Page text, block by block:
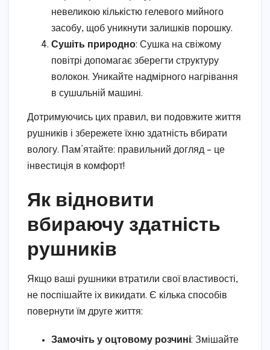
невеликою кількістю гелевого мийного
засобу, щоб уникнути залишків порошку.
Сушіть природно: Сушка на свіжому
повітрі допомагає зберегти структуру
волокон. Уникайте надмірного нагрівання
в сушuльній машині.
Дотримуючись цих правил, ви подовжите життя
рушників і збережете їхню здатність вбирати
вологу. Пам’ятайте: правильний догляд – це
інвестиція в комфорт!
Як відновити
вбираючу здатність
рушників
Якщо ваші рушники втратили свої властивості,
не поспішайте іх викидати. Є кілька способів
повернути їм друге життя:
Замочіть у оцтовому розчині: Змішайте